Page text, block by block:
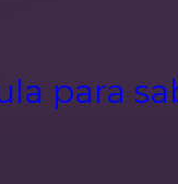
para